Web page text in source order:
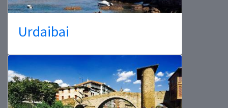
Urdaibai